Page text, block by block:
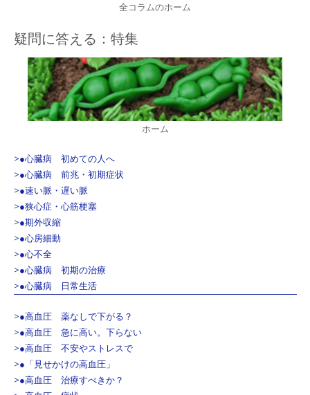
全コラムのホーム
疑問に答える：特集
ホーム
>●心臓病 初めての人へ
>●心臓病 前兆・初期症状
>●速い脈・遅い脈
>●狭心症・心筋梗塞
>●期外収縮
>●心房細動
>●心不全
>●心臓病 初期の治療
>●心臓病 日常生活
>●高血圧 薬なしで下がる？
>●高血圧 急に高い。下らない
>●高血圧 不安やストレスで
>●「見せかけの高血圧」
>●高血圧 治療すべきか？